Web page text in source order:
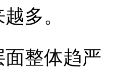
多。
整体趋严